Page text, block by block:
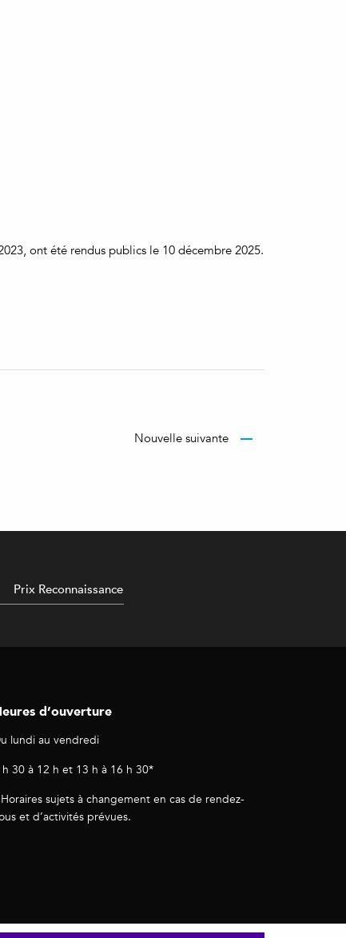
ont été rendus publics le 10 décembre 2025.
Nouvelle suivante
Prix Reconnaissance
d’ouverture
lundi au vendredi
h 30 à 12 h et 13 h à 16 h 30*
sujets à changement en cas de rendez-
et d’activités prévues.